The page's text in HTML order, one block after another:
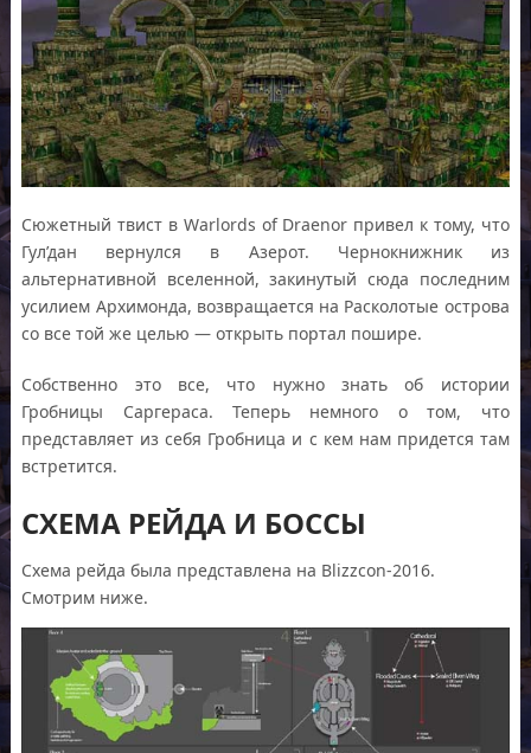
Сюжетный твист в Warlords of Draenor привел к тому, что
Гул’дан вернулся в Азерот. Чернокнижник из
альтернативной вселенной, закинутый сюда последним
усилием Архимонда, возвращается на Расколотые острова
со все той же целью — открыть портал пошире.
Собственно это все, что нужно знать об истории
Гробницы Саргераса. Теперь немного о том, что
представляет из себя Гробница и с кем нам придется там
встретится.
СХЕМА РЕЙДА И БОССЫ
Схема рейда была представлена на Blizzcon-2016.
Смотрим ниже.